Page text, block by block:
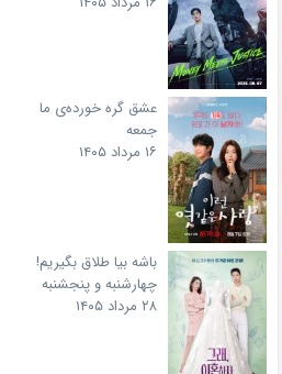
عشق گره خورده‌ی ما
جمعه
۱۶ مرداد ۱۴۰۵
باشه بیا طلاق بگیریم!
چهارشنبه و پنجشنبه
۲۸ مرداد ۱۴۰۵